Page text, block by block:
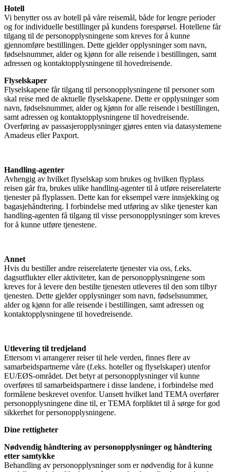
Hotell
Vi benytter oss av hotell på våre reisemål, både for lengre perioder
og for individuelle bestillinger på kundens forespørsel. Hotellene får
tilgang til de personopplysningene som kreves for å kunne
gjennomføre bestillingen. Dette gjelder opplysninger som navn,
fødselsnummer, alder og kjønn for alle reisende i bestillingen, samt
adressen og kontaktopplysningene til hovedreisende.
Flyselskaper
Flyselskapene får tilgang til personopplysningene til personer som
skal reise med de aktuelle flyselskapene. Dette er opplysninger som
navn, fødselsnummer, alder og kjønn for alle reisende i bestillingen,
samt adressen og kontaktopplysningene til hovedreisende.
Overføring av passasjeropplysninger gjøres enten via datasystemene
Amadeus eller Paxport.
Handling-agenter
Avhengig av hvilket flyselskap som brukes og hvilken flyplass
reisen går fra, brukes ulike handling-agenter til å utføre reiserelaterte
tjenester på flyplassen. Dette kan for eksempel være innsjekking og
bagasjehåndtering. I forbindelse med utføring av slike tjenester kan
handling-agenten få tilgang til visse personopplysninger som kreves
for å kunne utføre tjenestene.
Annet
Hvis du bestiller andre reiserelaterte tjenester via oss, f.eks.
dagsutflukter eller aktiviteter, kan de personopplysningene som
kreves for å levere den bestilte tjenesten utleveres til den som tilbyr
tjenesten. Dette gjelder opplysninger som navn, fødselsnummer,
alder og kjønn for alle reisende i bestillingen, samt adressen og
kontaktopplysningene til hovedreisende.
Utlevering til tredjeland
Ettersom vi arrangerer reiser til hele verden, finnes flere av
samarbeidspartnerne våre (f.eks. hoteller og flyselskaper) utenfor
EU/EØS-området. Det betyr at personopplysninger vil kunne
overføres til samarbeidspartnere i disse landene, i forbindelse med
formålene beskrevet ovenfor. Uansett hvilket land TEMA overfører
personopplysningene dine til, er TEMA forpliktet til å sørge for god
sikkerhet for personopplysningene.
Dine rettigheter
Nødvendig håndtering av personopplysninger og håndtering
etter samtykke
Behandling av personopplysninger som er nødvendig for å kunne